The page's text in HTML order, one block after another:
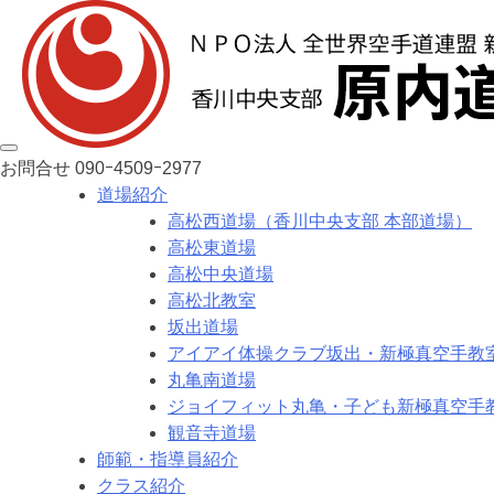
お問合せ 090ｰ4509ｰ2977
道場紹介
高松西道場（香川中央支部 本部道場）
高松東道場
高松中央道場
高松北教室
坂出道場
アイアイ体操クラブ坂出・新極真空手教
丸亀南道場
ジョイフィット丸亀・子ども新極真空手
観音寺道場
師範・指導員紹介
クラス紹介